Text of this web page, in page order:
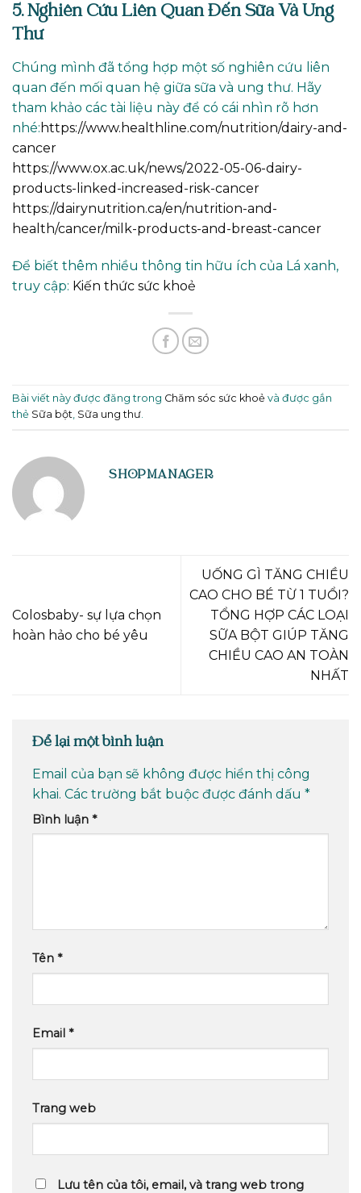
5. Nghiên Cứu Liên Quan Đến Sữa Và Ung
Thư
Chúng mình đã tổng hợp một số nghiên cứu liên
quan đến mối quan hệ giữa sữa và ung thư. Hãy
tham khảo các tài liệu này để có cái nhìn rõ hơn
nhé: https://www.healthline.com/nutrition/dairy-and-
cancer
https://www.ox.ac.uk/news/2022-05-06-dairy-
products-linked-increased-risk-cancer
https://dairynutrition.ca/en/nutrition-and-
health/cancer/milk-products-and-breast-cancer
Để biết thêm nhiều thông tin hữu ích của Lá xanh,
truy cập: Kiến thức sức khoẻ
Bài viết này được đăng trong Chăm sóc sức khoẻ và được gắn
thẻ Sữa bột, Sữa ung thư.
SHOPMANAGER
Colosbaby- sự lựa chọn
hoàn hảo cho bé yêu
UỐNG GÌ TĂNG CHIỀU
CAO CHO BÉ TỪ 1 TUỔI?
TỔNG HỢP CÁC LOẠI
SỮA BỘT GIÚP TĂNG
CHIỀU CAO AN TOÀN
NHẤT
Để lại một bình luận
Email của bạn sẽ không được hiển thị công
khai. Các trường bắt buộc được đánh dấu *
Bình luận *
Tên *
Email *
Trang web
Lưu tên của tôi, email, và trang web trong